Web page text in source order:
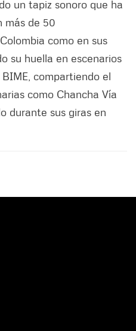
un tapiz sonoro que ha
más de 50
como en sus
su huella en escenarios
compartiendo el
como Chancha Vía
durante sus giras en